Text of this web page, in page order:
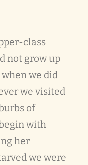
class
not grow up
we did
we visited
of
with
her
we were